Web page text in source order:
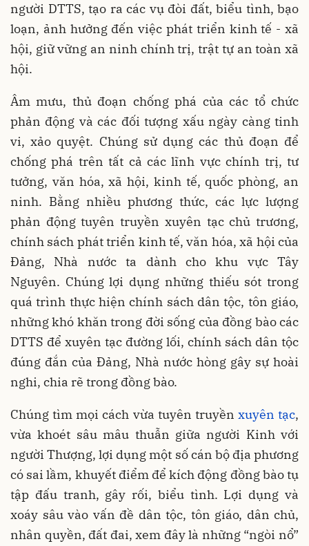
người DTTS, tạo ra các vụ đòi đất, biểu tình, bạo
loạn, ảnh hưởng đến việc phát triển kinh tế - xã
hội, giữ vững an ninh chính trị, trật tự an toàn xã
hội.
Âm mưu, thủ đoạn chống phá của các tổ chức
phản động và các đối tượng xấu ngày càng tinh
vi, xảo quyệt. Chúng sử dụng các thủ đoạn để
chống phá trên tất cả các lĩnh vực chính trị, tư
tưởng, văn hóa, xã hội, kinh tế, quốc phòng, an
ninh. Bằng nhiều phương thức, các lực lượng
phản động tuyên truyền xuyên tạc chủ trương,
chính sách phát triển kinh tế, văn hóa, xã hội của
Đảng, Nhà nước ta dành cho khu vực Tây
Nguyên. Chúng lợi dụng những thiếu sót trong
quá trình thực hiện chính sách dân tộc, tôn giáo,
những khó khăn trong đời sống của đồng bào các
DTTS để xuyên tạc đường lối, chính sách dân tộc
đúng đắn của Đảng, Nhà nước hòng gây sự hoài
nghi, chia rẽ trong đồng bào.
Chúng tìm mọi cách vừa tuyên truyền xuyên tạc,
vừa khoét sâu mâu thuẫn giữa người Kinh với
người Thượng, lợi dụng một số cán bộ địa phương
có sai lầm, khuyết điểm để kích động đồng bào tụ
tập đấu tranh, gây rối, biểu tình. Lợi dụng và
xoáy sâu vào vấn đề dân tộc, tôn giáo, dân chủ,
nhân quyền, đất đai, xem đây là những “ngòi nổ”